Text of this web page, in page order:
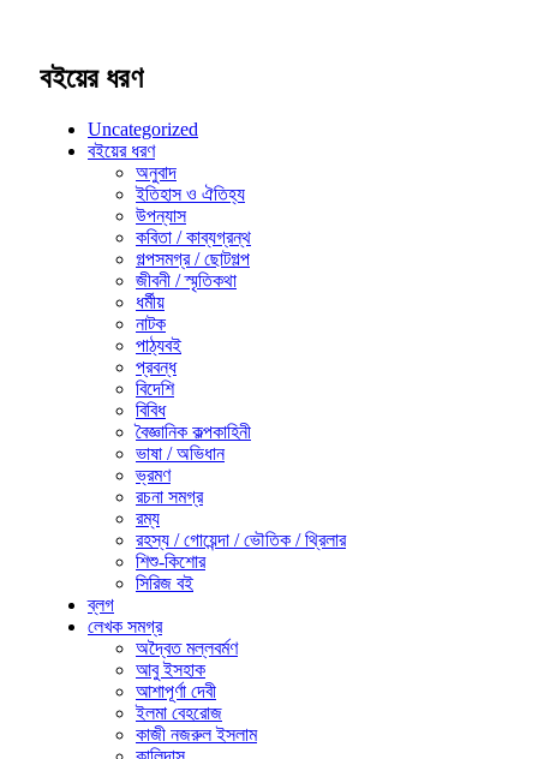
বইয়ের ধরণ
Uncategorized
বইয়ের ধরণ
অনুবাদ
ইতিহাস ও ঐতিহ্য
উপন্যাস
কবিতা / কাব্যগ্রন্থ
গল্পসমগ্র / ছোটগল্প
জীবনী / স্মৃতিকথা
ধর্মীয়
নাটক
পাঠ্যবই
প্রবন্ধ
বিদেশি
বিবিধ
বৈজ্ঞানিক কল্পকাহিনী
ভাষা / অভিধান
ভ্রমণ
রচনা সমগ্র
রম্য
রহস্য / গোয়েন্দা / ভৌতিক / থ্রিলার
শিশু-কিশোর
সিরিজ বই
ব্লগ
লেখক সমগ্র
অদ্বৈত মল্লবর্মণ
আবু ইসহাক
আশাপূর্ণা দেবী
ইলমা বেহরোজ
কাজী নজরুল ইসলাম